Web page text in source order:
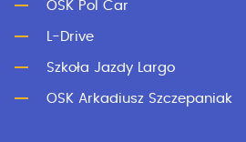
OSK Pol Car
L-Drive
Szkoła Jazdy Largo
OSK Arkadiusz Szczepaniak